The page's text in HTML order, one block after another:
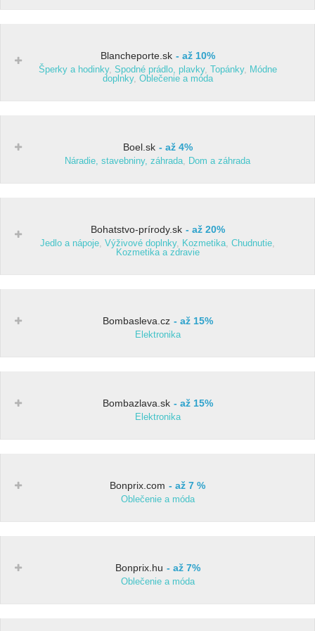
Blancheporte.sk až 10%
Šperky a hodinky, Spodné prádlo, plavky, Topánky, Módne
doplnky, Oblečenie a móda
Boel.sk až 4%
Náradie, stavebniny, záhrada, Dom a záhrada
Bohatstvo-prírody.sk až 20%
Jedlo a nápoje, Výživové doplnky, Kozmetika, Chudnutie,
Kozmetika a zdravie
Bombasleva.cz až 15%
Elektronika
Bombazlava.sk až 15%
Elektronika
Bonprix.com až 7 %
Oblečenie a móda
Bonprix.hu až 7%
Oblečenie a móda